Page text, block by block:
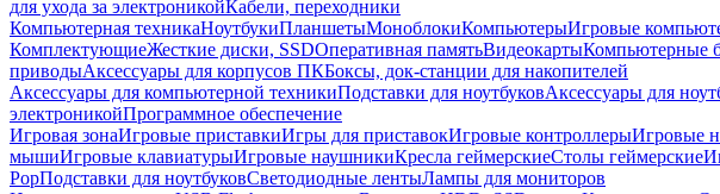
для ухода за электроникойКабели, переходники
Компьютерная техникаНоутбукиПланшетыМоноблокиКомпьютерыИгровые
КомплектующиеЖесткие диски, SSDОперативная памятьВидеокартыКомпьютерные
приводыАксессуары для корпусов ПКБоксы, док-станции для накопителей
Аксессуары для компьютерной техникиПодставки для ноутбуковАксессуары для
электроникойПрограммное обеспечение
Игровая зонаИгровые приставкиИгры для приставокИгровые контроллерыИгровые
мышиИгровые клавиатурыИгровые наушникиКресла геймерскиеСтолы геймерские
PopПодставки для ноутбуковСветодиодные лентыЛампы для мониторов